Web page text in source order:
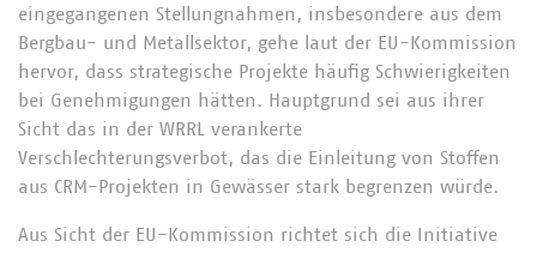
eingegangenen Stellungnahmen, insbesondere aus dem
Bergbau- und Metallsektor, gehe laut der EU-Kommission
hervor, dass strategische Projekte häufig Schwierigkeiten
bei Genehmigungen hätten. Hauptgrund sei aus ihrer
Sicht das in der WRRL verankerte
Verschlechterungsverbot, das die Einleitung von Stoffen
aus CRM-Projekten in Gewässer stark begrenzen würde.
Aus Sicht der EU-Kommission richtet sich die Initiative